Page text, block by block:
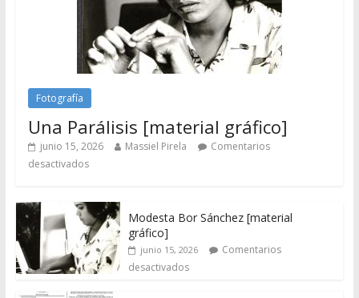
Fotografía
Una Parálisis [material gráfico]
junio 15, 2026 Massiel Pirela
Comentarios
desactivados
Modesta Bor Sánchez [material
gráfico]
junio 15, 2026
Comentarios
desactivados